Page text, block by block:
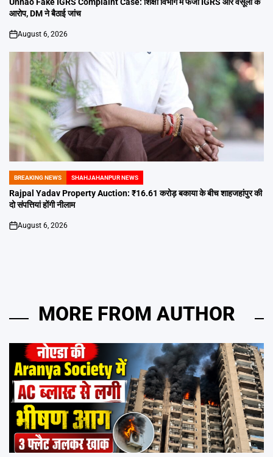
आरोप, DM ने बैठाई जांच
on
August 6, 2026
POSTED
IN
BREAKING NEWS SHAHJAHANPUR NEWS
Rajpal Yadav Property Auction: ₹16.61 करोड़ बकाया के बीच शाहजहांपुर की
दो संपत्तियां होंगी नीलाम
on
August 6, 2026
MORE FROM AUTHOR